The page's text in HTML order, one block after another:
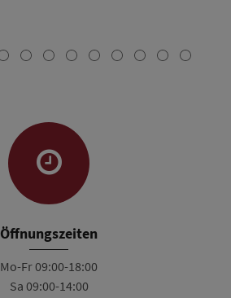
Öffnungszeiten
Mo-Fr 09:00-18:00
Sa 09:00-14:00